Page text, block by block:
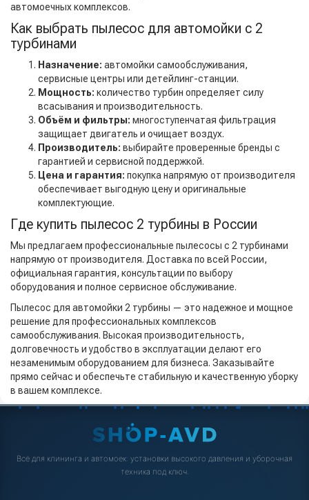
автомоечных комплексов.
Как выбрать пылесос для автомойки с 2
турбинами
Назначение: автомойки самообслуживания,
сервисные центры или детейлинг-станции.
Мощность: количество турбин определяет силу
всасывания и производительность.
Объём и фильтры: многоступенчатая фильтрация
защищает двигатель и очищает воздух.
Производитель: выбирайте проверенные бренды с
гарантией и сервисной поддержкой.
Цена и гарантия: покупка напрямую от производителя
обеспечивает выгодную цену и оригинальные
комплектующие.
Где купить пылесос 2 турбины в России
Мы предлагаем профессиональные пылесосы с 2 турбинами
напрямую от производителя. Доставка по всей России,
официальная гарантия, консультации по выбору
оборудования и полное сервисное обслуживание.
Пылесос для автомойки 2 турбины — это надежное и мощное
решение для профессиональных комплексов
самообслуживания. Высокая производительность,
долговечность и удобство в эксплуатации делают его
незаменимым оборудованием для бизнеса. Заказывайте
прямо сейчас и обеспечьте стабильную и качественную уборку
в вашем комплексе.
Всё для клининга и автомоек: установки высокого давления и уборочная
техника под ключ.